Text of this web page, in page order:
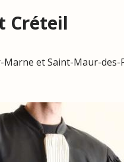
Créteil
et Saint-Maur-des-